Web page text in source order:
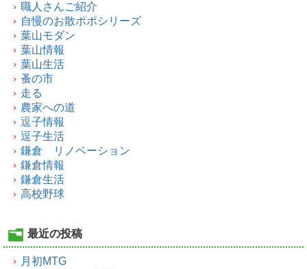
職人さんご紹介
自慢のお散ポポシリーズ
葉山モダン
葉山情報
葉山生活
蚤の市
走る
農家への道
逗子情報
逗子生活
鎌倉 リノベーション
鎌倉情報
鎌倉生活
高校野球
最近の投稿
月初MTG